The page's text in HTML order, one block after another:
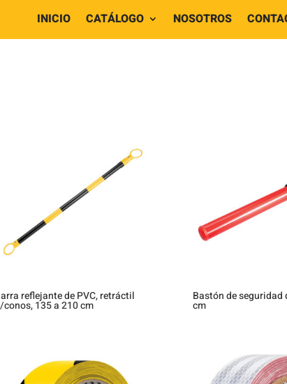
INICIO CATÁLOGO NOSOTROS
reflejante de PVC, retráctil
conos, 135 a 210 cm
Bastón de seguridad
cm